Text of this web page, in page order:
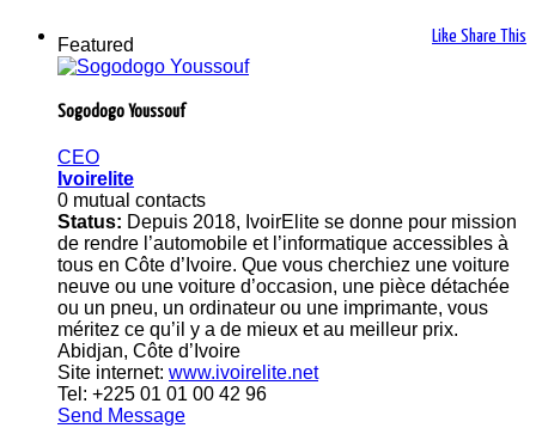
Like Share This
Featured
Sogodogo Youssouf
CEO
Ivoirelite
0 mutual contacts
Status: Depuis 2018, IvoirElite se donne pour mission
de rendre l’automobile et l’informatique accessibles à
tous en Côte d’Ivoire. Que vous cherchiez une voiture
neuve ou une voiture d’occasion, une pièce détachée
ou un pneu, un ordinateur ou une imprimante, vous
méritez ce qu’il y a de mieux et au meilleur prix.
Abidjan, Côte d’Ivoire
Site internet: www.ivoirelite.net
Tel: +225 01 01 00 42 96
Send Message